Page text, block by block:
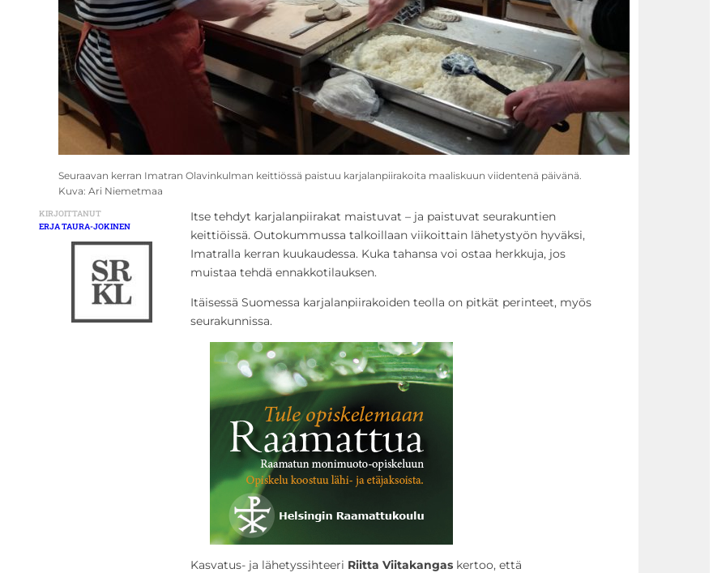
Seuraavan kerran Imatran Olavinkulman keittiössä paistuu karjalanpiirakoita maaliskuun viidentenä päivänä.
Kuva: Ari Niemetmaa
KIRJOITTANUT
ERJA TAURA-JOKINEN
Itse tehdyt karjalanpiirakat maistuvat – ja paistuvat seurakuntien
keittiöissä. Outokummussa talkoillaan viikoittain lähetystyön hyväksi,
Imatralla kerran kuukaudessa. Kuka tahansa voi ostaa herkkuja, jos
muistaa tehdä ennakkotilauksen.
Itäisessä Suomessa karjalanpiirakoiden teolla on pitkät perinteet, myös
seurakunnissa.
Kasvatus- ja lähetyssihteeri Riitta Viitakangaskertoo, että